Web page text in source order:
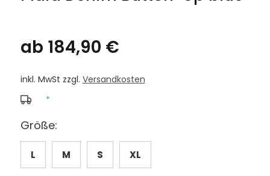
ab 184,90 €
inkl. MwSt zzgl. Versandkosten
*
Größe:
L M S XL